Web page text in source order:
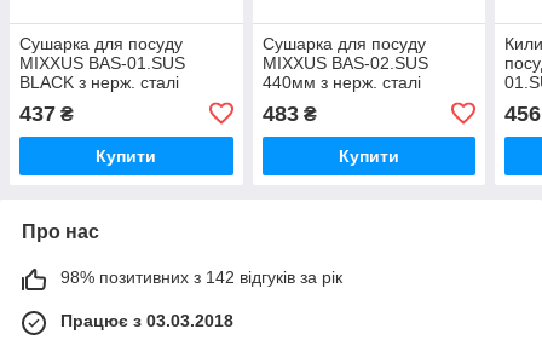
Сушарка для посуду
MIXXUS BAS-01.SUS
BLACK з нерж. сталі
(MX1957)
437 ₴
Купити
Сушарка для посуду
MIXXUS BAS-02.SUS
440мм з нерж. сталі
(MX1947)
483₴
Купити
456
Про нас
98% позитивних з 142 відгуків за рік
Працює з 03.03.2018